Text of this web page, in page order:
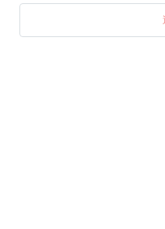
ることが可能
ダイニングチ